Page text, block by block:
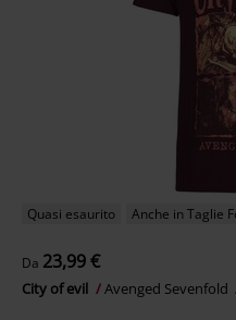
Quasi esaurito Anche in Taglie
Da 23,99 €
City of evil Avenged Sevenfold